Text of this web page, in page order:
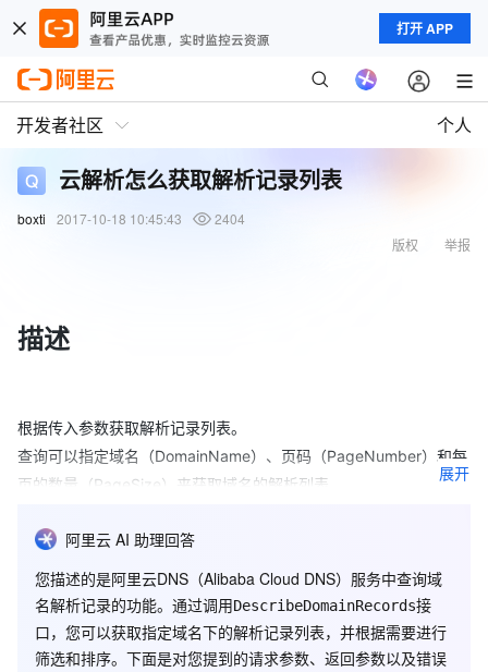
打开 APP
开发者社区 个人
云解析怎么获取解析记录列表
boxti 2017-10-18 10:45:43
2404
举报
版权
描述
根据传入参数获取解析记录列表。
查询可以指定域名（DomainName）、页码（PageNumber）和每
页的数量（PageSize）来获取域名的解析列表。
型关键字（TypeKeyWord）或者记录值的关键字
（ValueKeyWord）来查询含有该关键字的解析列表。
解析列表的默认排序方式是按照解析添加的时间从新到旧排序的。
请求参数
展开
阿里云 AI 助理回答
您描述的是阿里云DNS（Alibaba Cloud DNS）服务中查询域
名解析记录的功能。通过调用DescribeDomainRecords接
口，您可以获取指定域名下的解析记录列表，并根据需要进行
筛选和排序。下面是对您提到的请求参数、返回参数以及错误